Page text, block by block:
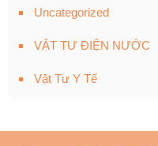
Uncategorized
VẬT TƯ ĐIỆN NƯỚC
Vật Tư Y Tế